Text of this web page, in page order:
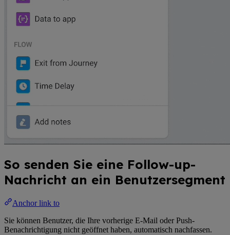
So senden Sie eine Follow-up-
Nachricht an ein Benutzersegment
Anchor link to
Sie können Benutzer, die Ihre vorherige E-Mail oder Push-
Benachrichtigung nicht geöffnet haben, automatisch nachfassen.